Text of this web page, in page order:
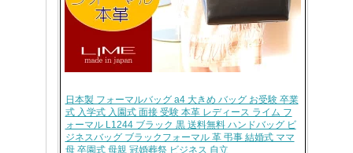
日本製 フォーマルバッグ a4 大きめ バッグ お受験 卒業
式 入学式 入園式 面接 受験 本革 レディース ライム フ
ォーマル L1244 ブラック 黒 送料無料 ハンドバッグ ビ
ジネスバッグ ブラックフォーマル 革 弔事 結婚式 ママ
母 卒園式 母親 冠婚葬祭 ビジネス 自立